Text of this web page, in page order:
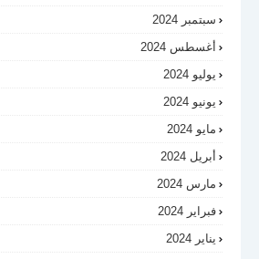
سبتمبر 2024
أغسطس 2024
يوليو 2024
يونيو 2024
مايو 2024
أبريل 2024
مارس 2024
فبراير 2024
يناير 2024